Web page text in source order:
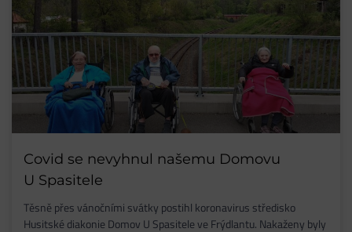
Covid se nevyhnul našemu Domovu
U Spasitele
Těsně přes vánočními svátky postihl koronavirus středisko
Husitské diakonie Domov U Spasitele ve Frýdlantu. Nakaženy byly